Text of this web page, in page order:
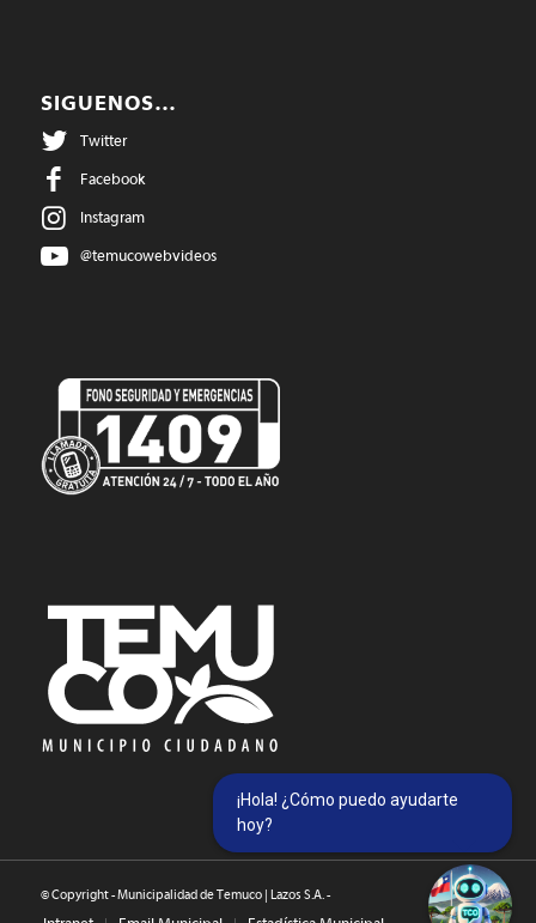
SIGUENOS…
Twitter
Facebook
Instagram
@temucowebvideos
© Copyright - Municipalidad de Temuco | Lazos S.A. -
¡Hola! ¿Cómo puedo ayudarte
hoy?